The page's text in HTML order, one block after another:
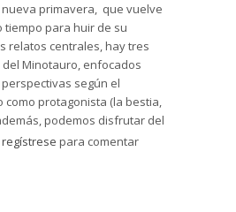
primavera, que vuelve
tiempo para huir de su
relatos centrales, hay tres
Minotauro, enfocados
según el
como protagonista (la bestia,
podemos disfrutar del
Odisea, de las visiones de
regístrese para comentar